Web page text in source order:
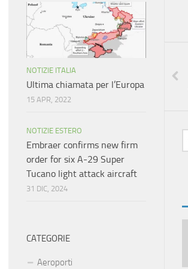
NOTIZIE ITALIA
Ultima chiamata per l’Europa
15 APR, 2022
NOTIZIE ESTERO
Embraer confirms new firm
order for six A-29 Super
Tucano light attack aircraft
31 DIC, 2024
CATEGORIE
Aeroporti